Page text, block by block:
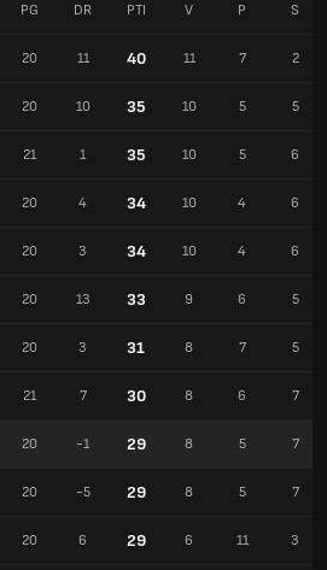
PG DR PTI V P S
20 11 40 11 7 2
20 10 35 10 5 5
21 1 35 10 5 6
20 4 34 10 4 6
20 3 34 10 4 6
20 13 33 9 6 5
20 3 31 8 7 5
21 7 30 8 6 7
20 -1 29 8 5 7
20 -5 29 8 5 7
20 6 29 6 11 3